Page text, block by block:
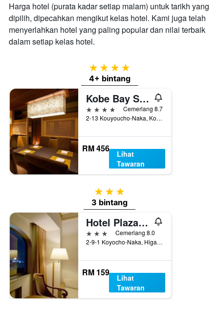
Harga hotel (purata kadar setiap malam) untuk tarikh yang
dipilih, dipecahkan mengikut kelas hotel. Kami juga telah
menyerlahkan hotel yang paling popular dan nilai terbaik
dalam setiap kelas hotel.
4 bintang
4+ bintang
Kobe Bay Sheraton Hotel & Towers
4 bintang
Cemerlang 8.7
2-13 Kouyoucho-Naka, Kobe, Jepun
RM 456
Lihat
Tawaran
3 bintang
3 bintang
Hotel Plaza Kobe
3 bintangCemerlang 8.0
2-9-1 Koyocho-Naka, Higashinada-ku, Kobe, Jepun
RM 159
Lihat
Tawaran